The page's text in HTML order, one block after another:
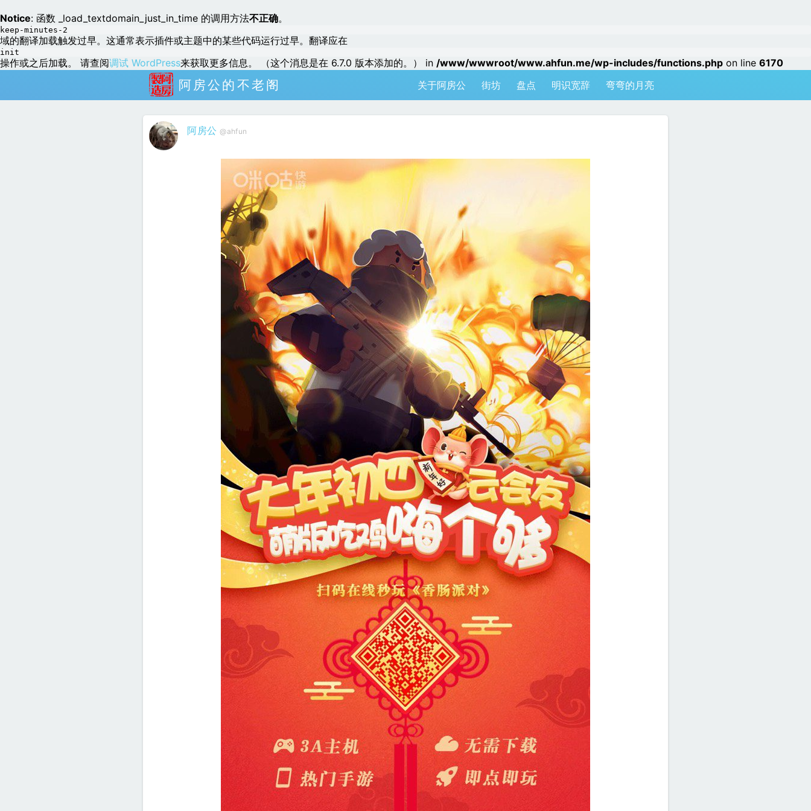
Notice: 函数 _load_textdomain_just_in_time 的调用方法不正确。
keep-minutes-2
域的翻译加载触发过早。这通常表示插件或主题中的某些代码运行过早。翻译应在
init
操作或之后加载。 请查阅调试 WordPress来获取更多信息。 （这个消息是在 6.7.0 版本添加的。） in /www/wwwroot/www.ahfun.me/wp-includes/functions.php on line 6170
阿房公的不老阁 关于阿房公 街坊 盘点 明识宽辞 弯弯的月亮
阿房公 @ahfun